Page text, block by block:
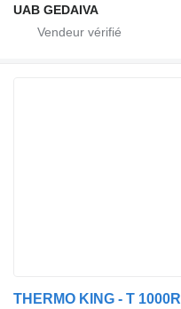
UAB GEDAIVA
THERMO KING - T 1000R